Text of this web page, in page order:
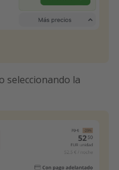
seleccionando la